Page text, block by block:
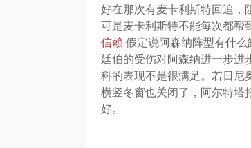
好在那次有麦卡利斯特回追，
可是麦卡利斯特不能每次都帮
信赖 假定说阿森纳阵型有什
廷伯的受伤对阿森纳进一步进
科的表现不是很满足。若日尼
横竖冬窗也关闭了，阿尔特塔
好。